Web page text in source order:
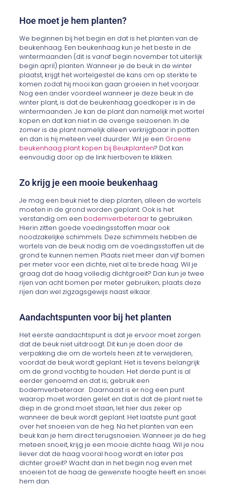
Hoe moet je hem planten?
We beginnen bij het begin en dat is het planten van de
beukenhaag. Een beukenhaag kun je het beste in de
wintermaanden (dit is vanaf begin november tot uiterlijk
begin april) planten. Wanneer je de beuk in de winter
plaatst, krijgt het wortelgestel de kans om op sterkte te
komen zodat hij mooi kan gaan groeien in het voorjaar.
Nog een ander voordeel wanneer je deze beuk in de
winter plant, is dat de beukenhaag goedkoper is in de
wintermaanden. Je kan de plant dan namelijk met wortel
kopen en dat kan niet in de overige seizoenen. In de
zomer is de plant namelijk alleen verkrijgbaar in potten
en dan is hij meteen veel duurder. Wil je een Groene
beukenhaag plant kopen bij Beukplanten? Dat kan
eenvoudig door op de link hierboven te klikken.
Zo krijg je een mooie beukenhaag
Je mag een beuk niet te diep planten, alleen de wortels
moeten in de grond worden geplant. Ook is het
verstandig om een bodemverbeteraarte gebruiken.
Hierin zitten goede voedingsstoffen maar ook
noodzakelijke schimmels. Deze schimmels hebben de
wortels van de beuk nodig om de voedingsstoffen uit de
grond te kunnen nemen. Plaats niet meer dan vijf bomen
per meter voor een dichte, niet al te brede haag. Wil je
graag dat de haag volledig dichtgroeit? Dan kun je twee
rijen van acht bomen per meter gebruiken; plaats deze
rijen dan wel zigzagsgewijs naast elkaar.
Aandachtspunten voor bij het planten
Het eerste aandachtspunt is dat je ervoor moet zorgen
dat de beuk niet uitdroogt. Dit kun je doen door de
verpakking die om de wortels heen zit te verwijderen,
voordat de beuk wordt geplant. Het is tevens belangrijk
om de grond vochtig te houden. Het derde punt is al
eerder genoemd en dat is; gebruik een
bodemverbeteraar. Daarnaast is er nog een punt
waarop moet worden gelet en dat is dat de plant niet te
diep in de grond moet staan, let hier dus zeker op
wanneer de beuk wordt geplant. Het laatste punt gaat
over het snoeien van de heg. Na het planten van een
beuk kan je hem direct terugsnoeien. Wanneer je de heg
meteen snoeit, krijg je een mooie dichte haag. Wil je nou
liever dat de haag vooral hoog wordt en later pas
dichter groeit? Wacht dan in het begin nog even met
snoeien tot de haag de gewenste hoogte heeft en snoei
hem dan.